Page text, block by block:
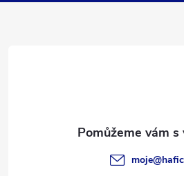
moje@